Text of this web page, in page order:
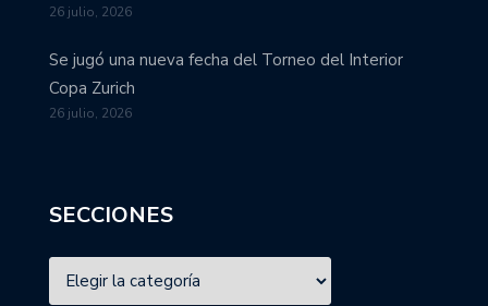
26 julio, 2026
Se jugó una nueva fecha del Torneo del Interior
Copa Zurich
26 julio, 2026
SECCIONES